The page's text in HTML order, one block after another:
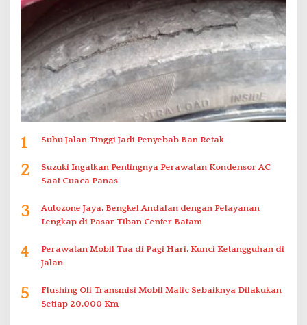
1 Suhu Jalan Tinggi Jadi Penyebab Ban Retak
2
Suzuki Ingatkan Pentingnya Perawatan Kondensor AC
Saat Cuaca Panas
3
Autozone Jaya, Bengkel Andalan dengan Pelayanan
Lengkap di Pasar Tiban Center Batam
4
Perawatan Mobil Tua di Pagi Hari, Kunci Ketangguhan di
Jalan
5
Flushing Oli Transmisi Mobil Matic Sebaiknya Dilakukan
Setiap 20.000 Km